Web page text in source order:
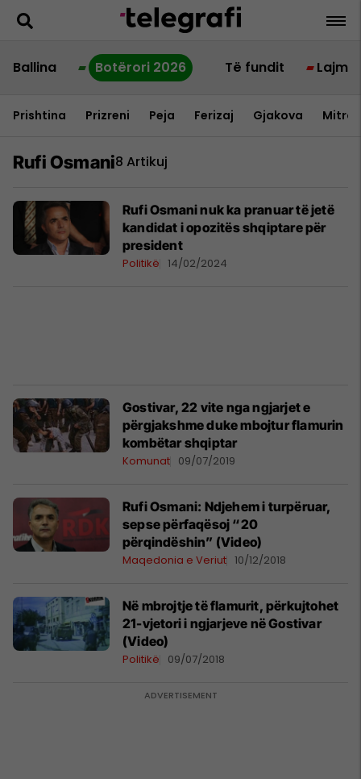
Ballina Botërori 2026 Të fundit Lajme
Prishtina Prizreni Peja Ferizaj Gjakova
Rufi Osmani8 Artikuj
Rufi Osmani nuk ka pranuar të jetë
kandidat i opozitës shqiptare për
president
Politikë 14/02/2024
Gostivar, 22 vite nga ngjarjet e
përgjakshme duke mbojtur flamurin
kombëtar shqiptar
Komunat 09/07/2019
Rufi Osmani: Ndjehem i turpëruar,
sepse përfaqësoj “20
përqindëshin” (Video)
Maqedonia e Veriut 10/12/2018
Në mbrojtje të flamurit, përkujtohet
21-vjetori i ngjarjeve në Gostivar
(Video)
Politikë 09/07/2018